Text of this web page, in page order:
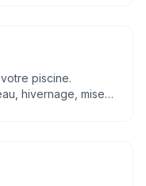
piscine.
hivernage, mise